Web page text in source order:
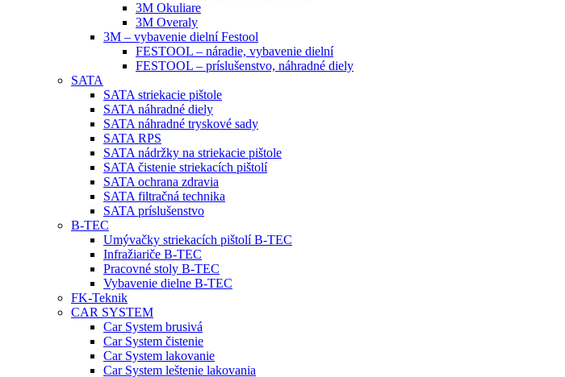
3M Okuliare
3M Overaly
3M – vybavenie dielní Festool
FESTOOL – náradie, vybavenie dielní
FESTOOL – príslušenstvo, náhradné diely
SATA
SATA striekacie pištole
SATA náhradné diely
SATA náhradné tryskové sady
SATA RPS
SATA nádržky na striekacie pištole
SATA čistenie striekacích pištolí
SATA ochrana zdravia
SATA filtračná technika
SATA príslušenstvo
B-TEC
Umývačky striekacích pištolí B-TEC
Infražiariče B-TEC
Pracovné stoly B-TEC
Vybavenie dielne B-TEC
FK-Teknik
CAR SYSTEM
Car System brusivá
Car System čistenie
Car System lakovanie
Car System leštenie lakovania